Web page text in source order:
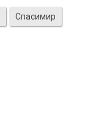
Спасимир